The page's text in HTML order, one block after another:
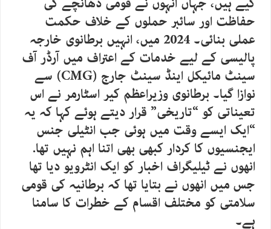
حفاظت اور سائبر حملوں کے خلاف حکمت
عملی بنائی۔ 2024 میں، انہیں برطانوی خارجہ
پالیسی کے لیے خدمات کے اعتراف میں آرڈر آف
سینٹ مائیکل اینڈ سینٹ جارج (CMG) سے
نوازا گیا۔ برطانوی وزیراعظم کیر اسٹارمر نے اس
تعیناتی کو “تاریخی” قرار دیتے ہوئے کہا کہ یہ
“ایک ایسے وقت میں ہوئی جب انٹیلی جنس
ایجنسیوں کا کردار کبھی بھی اتنا اہم نہیں تھا.
انھوں نے ٹیلیگراف اخبار کو ایک انٹرویو دیا تھا
جس میں انھوں نے بتایا تھا کہ برطانیہ کی قومی
سلامتی کو مختلف اقسام کے خطرات کا سامنا
ہے۔